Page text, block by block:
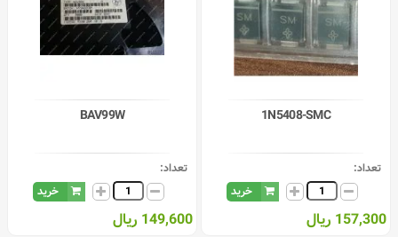
1N5408-SMC
تعداد:
خرید
157,300 ریال
BAV99W
تعداد:
خرید
149,600 ریال